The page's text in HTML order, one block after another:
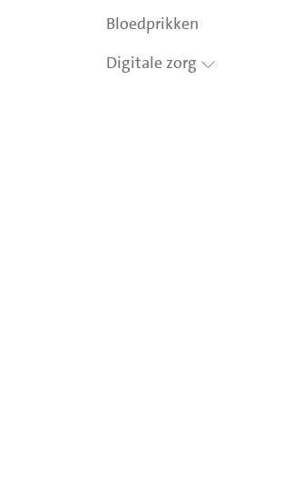
Bloedprikken
Digitale zorg